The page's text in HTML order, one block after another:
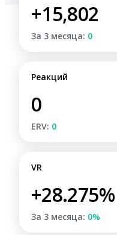
+15,802
За 3 месяца: 0
Реакций
0
ERV: 0
VR
+28.275%
За 3 месяца: 0%